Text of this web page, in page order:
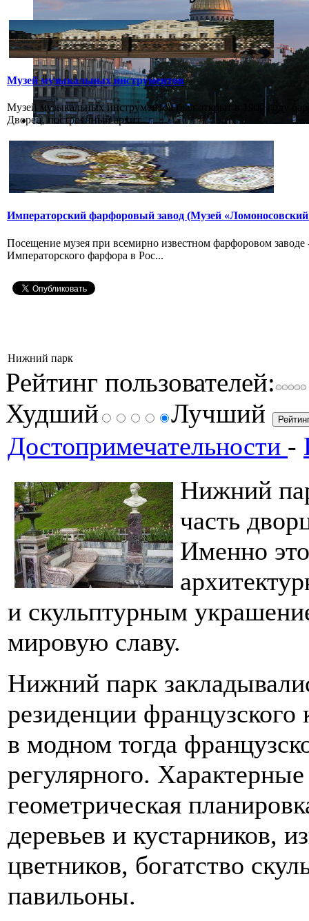
Музей музыкальных инструментов
Музей музыкальных инструментов был открыт в 1900 году
Дворец, построенный архит...
Императорский фарфоровый завод (Музей
Посещение музея при всемирно известном фарфоровом
Императорского фарфора в Рос...
Нижний парк
Рейтинг пользователей:
Худший
Лучший
Достопримечательности -
Нижний
часть
Именно
и скульптурным
мировую славу.
Нижний парк
резиденции
в модном тогда
регулярного.
геометрическая
деревьев и кустарников,
цветников, богатство
павильоны.